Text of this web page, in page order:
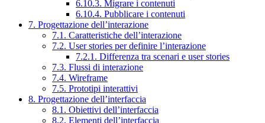
6.10.3. Migrare i contenuti
6.10.4. Pubblicare i contenuti
7. Progettazione dell’interazione
7.1. Caratteristiche dell’interazione
7.2. User stories per definire l’interazione
7.2.1. Differenza tra scenari e user stories
7.3. Flussi di interazione
7.4. Wireframe
7.5. Prototipi interattivi
8. Progettazione dell’interfaccia
8.1. Obiettivi dell’interfaccia
8.2. Elementi dell’interfaccia